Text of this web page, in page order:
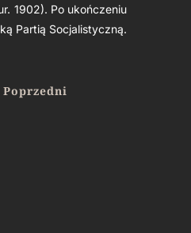
1902). Po ukończeniu
Partią Socjalistyczną.
Poprzedni